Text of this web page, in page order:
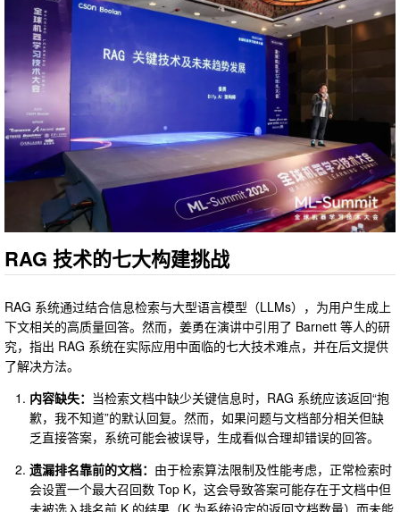
RAG 技术的七大构建挑战
RAG 系统通过结合信息检索与大型语言模型（LLMs），为用户生成上
下文相关的高质量回答。然而，姜勇在演讲中引用了 Barnett 等人的研
究，指出 RAG 系统在实际应用中面临的七大技术难点，并在后文提供
了解决方法。
内容缺失： 当检索文档中缺少关键信息时，RAG 系统应该返回“抱
歉，我不知道”的默认回复。然而，如果问题与文档部分相关但缺
乏直接答案，系统可能会被误导，生成看似合理却错误的回答。
遗漏排名靠前的文档： 由于检索算法限制及性能考虑，正常检索时
会设置一个最大召回数 Top K，这会导致答案可能存在于文档中但
未被选入排名前 K 的结果（K 为系统设定的返回文档数量）而未能